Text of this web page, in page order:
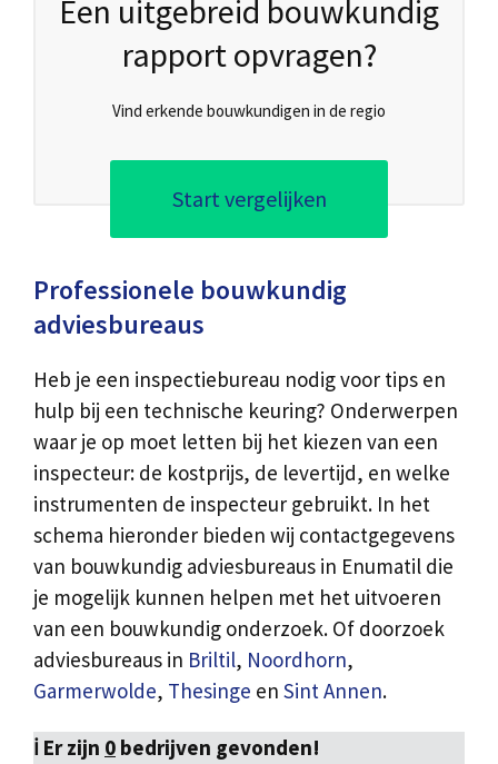
Een uitgebreid bouwkundig
rapport opvragen?
Vind erkende bouwkundigen in de regio
Start vergelijken
Professionele bouwkundig
adviesbureaus
Heb je een inspectiebureau nodig voor tips en
hulp bij een technische keuring? Onderwerpen
waar je op moet letten bij het kiezen van een
inspecteur: de kostprijs, de levertijd, en welke
instrumenten de inspecteur gebruikt. In het
schema hieronder bieden wij contactgegevens
van bouwkundig adviesbureaus in Enumatil die
je mogelijk kunnen helpen met het uitvoeren
van een bouwkundig onderzoek. Of doorzoek
adviesbureaus in Briltil, Noordhorn,
Garmerwolde, Thesinge en Sint Annen.
ℹ️ Er zijn 0 bedrijven gevonden!